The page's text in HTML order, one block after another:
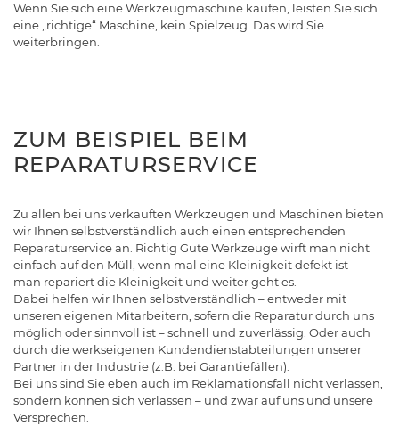
Wenn Sie sich eine Werkzeugmaschine kaufen, leisten Sie sich
eine „richtige“ Maschine, kein Spielzeug. Das wird Sie
weiterbringen.
ZUM BEISPIEL BEIM
REPARATURSERVICE
Zu allen bei uns verkauften Werkzeugen und Maschinen bieten
wir Ihnen selbstverständlich auch einen entsprechenden
Reparaturservice an. Richtig Gute Werkzeuge wirft man nicht
einfach auf den Müll, wenn mal eine Kleinigkeit defekt ist –
man repariert die Kleinigkeit und weiter geht es.
Dabei helfen wir Ihnen selbstverständlich – entweder mit
unseren eigenen Mitarbeitern, sofern die Reparatur durch uns
möglich oder sinnvoll ist – schnell und zuverlässig. Oder auch
durch die werkseigenen Kundendienstabteilungen unserer
Partner in der Industrie (z.B. bei Garantiefällen).
Bei uns sind Sie eben auch im Reklamationsfall nicht verlassen,
sondern können sich verlassen – und zwar auf uns und unsere
Versprechen.